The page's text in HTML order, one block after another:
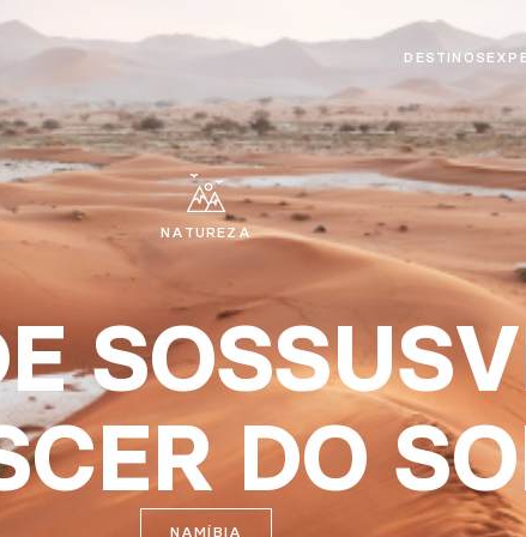
DESTINOS
NATUREZA
DO
NAMÍBIA